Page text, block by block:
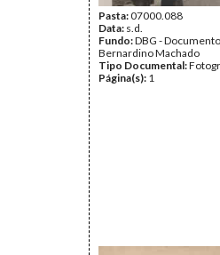
Pasta:07000.088
Data: s.d.
Fundo:DBG -
Bernardino Machado
Tipo Documental:
Página(s): 1